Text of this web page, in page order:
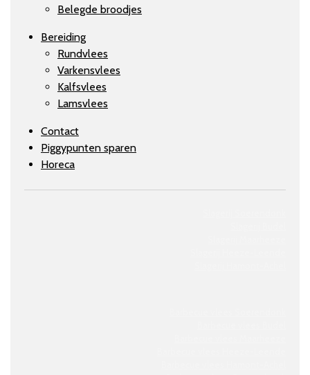
Belegde broodjes
Bereiding
Rundvlees
Varkensvlees
Kalfsvlees
Lamsvlees
Contact
Piggypunten sparen
Horeca